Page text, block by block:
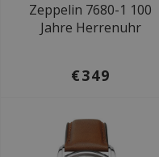
Zeppelin 7680-1 100
Jahre Herrenuhr
€349